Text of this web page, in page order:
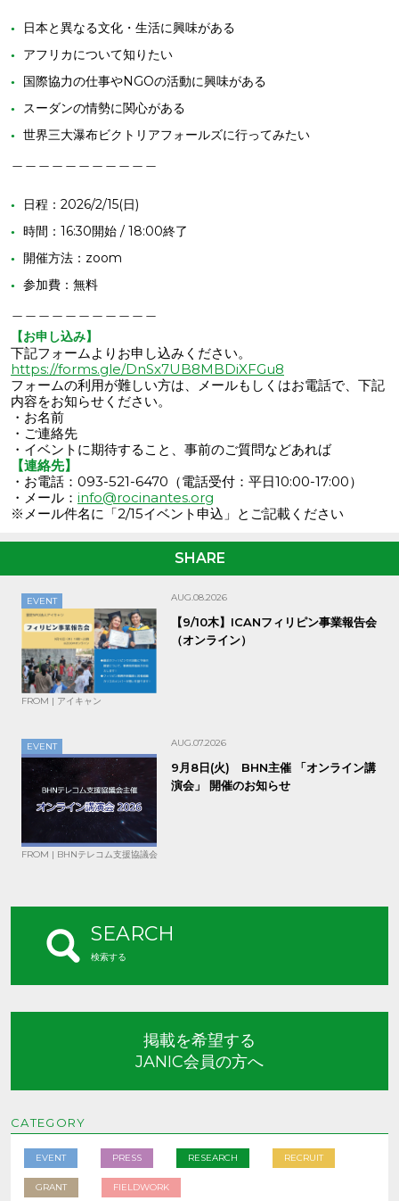
日本と異なる文化・生活に興味がある
アフリカについて知りたい
国際協力の仕事やNGOの活動に興味がある
スーダンの情勢に関心がある
世界三大瀑布ビクトリアフォールズに行ってみたい
日程：2026/2/15(日)
時間：16:30開始 / 18:00終了
開催方法：zoom
参加費：無料
【お申し込み】
下記フォームよりお申し込みください。
https://forms.gle/DnSx7UB8MBDiXFGu8
フォームの利用が難しい方は、メールもしくはお電話で、下記
内容をお知らせください。
・お名前
・ご連絡先
・イベントに期待すること、事前のご質問などあれば
【連絡先】
・お電話：093-521-6470（電話受付：平日10:00-17:00）
・メール： info@rocinantes.org
※メール件名に「2/15イベント申込」とご記載ください
SHARE
EVENT AUG.08.2026
【9/10木】ICANフィリピン事業報告会
（オンライン）
FROM | アイキャン
EVENT AUG.07.2026
9月8日(火) BHN主催 「オンライン講
演会」 開催のお知らせ
FROM | BHNテレコム支援協議会
SEARCH
検索する
掲載を希望する
JANIC会員の方へ
CATEGORY
EVENT PRESS RESEARCH RECRUIT
GRANT FIELDWORK